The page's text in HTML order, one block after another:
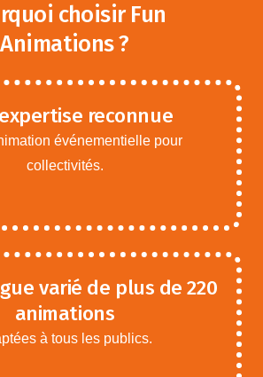
choisir Fun
Animations ?
reconnue
événementielle pour
collectivités.
varié de plus de 220
animations
à tous les publics.